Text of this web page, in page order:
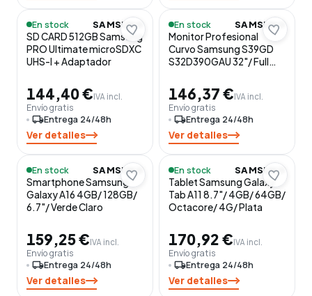
En stock SAMSUNG
SD CARD 512GB Samsung
PRO Ultimate microSDXC
UHS-I + Adaptador
144,40 €IVA incl.
Envío gratis
local_shippingEntrega 24/48h
Ver detalles
En stock SAMSUNG
Monitor Profesional
Curvo Samsung S39GD
S32D390GAU 32"/ Full
146,37 €IVA incl.
Envío gratis
local_shippingEntrega 24/48h
Ver detalles
En stock SAMSUNG
Smartphone Samsung
Galaxy A16 4GB/ 128GB/
6.7"/ Verde Claro
159,25 €IVA incl.
Envío gratis
local_shippingEntrega 24/48h
Ver detalles
En stock SAMSUNG
Tablet Samsung Galaxy
Tab A11 8.7"/ 4GB/ 64GB/
Octacore/ 4G/ Plata
170,92 €IVA incl.
Envío gratis
local_shippingEntrega 24/48h
Ver detalles